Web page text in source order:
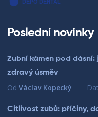
Poslední novinky
Zubní kámen pod
zdravý úsměv
Od Václav Kopecký
Citlivost zubů: příčiny,